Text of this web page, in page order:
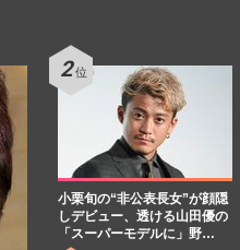
小栗旬の“非公表長女”が顔隠
しデビュー、透ける山田優の
「スーパーモデルに」野…